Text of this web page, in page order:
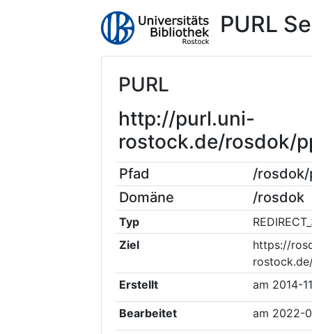
PURL
PURL
http://purl.uni-
rostock.de/rosdok/
Pfad
/
Domäne
/rosdok
Typ
Ziel
https://
Erstellt
am 2014-
Bearbeitet am 2022-